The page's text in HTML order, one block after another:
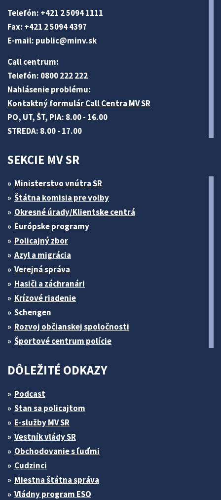
Telefón: +421 2 5094 1111
Fax: +421 2 5094 4397
E-mail: public@minv.sk
Call centrum:
Telefón: 0800 222 222
Nahlásenie problému:
Kontaktný formulár Call Centra MV SR
PO, UT, ŠT, PIA: 8.00 - 16.00
STREDA: 8.00 - 17.00
SEKCIE MV SR
Ministerstvo vnútra SR
Štátna komisia pre volby
Okresné úrady/Klientske centrá
Európske programy
Policajný zbor
Azyl a migrácia
Verejná správa
Hasiči a záchranári
Krízové riadenie
Schengen
Rozvoj občianskej spoločnosti
Športové centrum polície
DÔLEŽITÉ ODKAZY
Podcast
Stan sa policajtom
E-služby MV SR
Vestník vlády SR
Obchodovanie s ľuďmi
Cudzinci
Miestna štátna správa
Vládny program ESO